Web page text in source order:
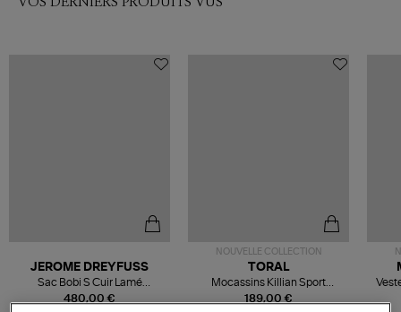
480,00 €
JEROME DREYFUSS
Sac Bobi S Cuir Lamé
Champagne
NOUVELLE COLLECTION
189,00 €
TORAL
Mocassins Killian Sport
Mousse